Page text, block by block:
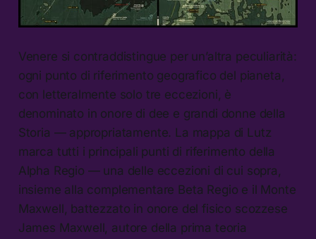
Venere si contraddistingue per un’altra peculiarità:
ogni punto di riferimento geografico del pianeta,
con letteralmente solo tre eccezioni, è
denominato in onore di dee e grandi donne della
Storia — appropriatamente. La mappa di Lutz
marca tutti i principali punti di riferimento della
Alpha Regio — una delle eccezioni di cui sopra,
insieme alla complementare Beta Regio e il Monte
Maxwell, battezzato in onore del fisico scozzese
James Maxwell, autore della prima teoria